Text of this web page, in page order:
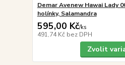
Demar Avenew Hawai Lady
holínky, Salamandra
595,00 Kč/ks
491,74 Kč bez DPH
Zvolit